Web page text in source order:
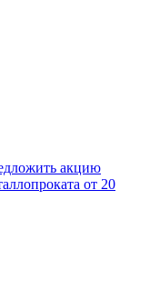
акцию
от 20